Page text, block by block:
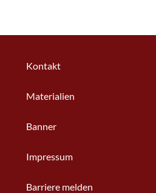
Kontakt
Materialien
Banner
Impressum
Barriere melden